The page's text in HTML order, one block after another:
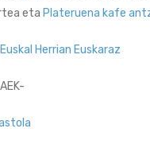
eta Plateruena kafe
Herrian Euskaraz